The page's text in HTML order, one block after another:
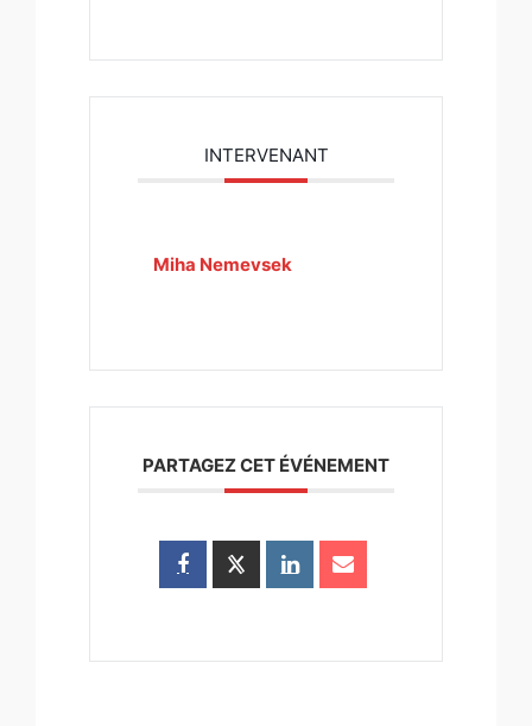
INTERVENANT
Miha Nemevsek
PARTAGEZ CET ÉVÉNEMENT